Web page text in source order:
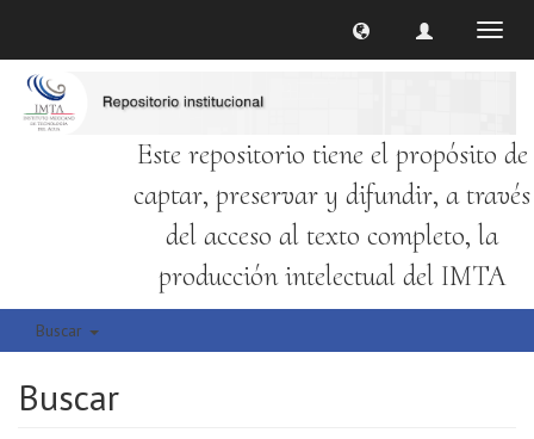
Este repositorio tiene el propósito de
captar, preservar y difundir, a través
del acceso al texto completo, la
producción intelectual del IMTA
Buscar
Buscar